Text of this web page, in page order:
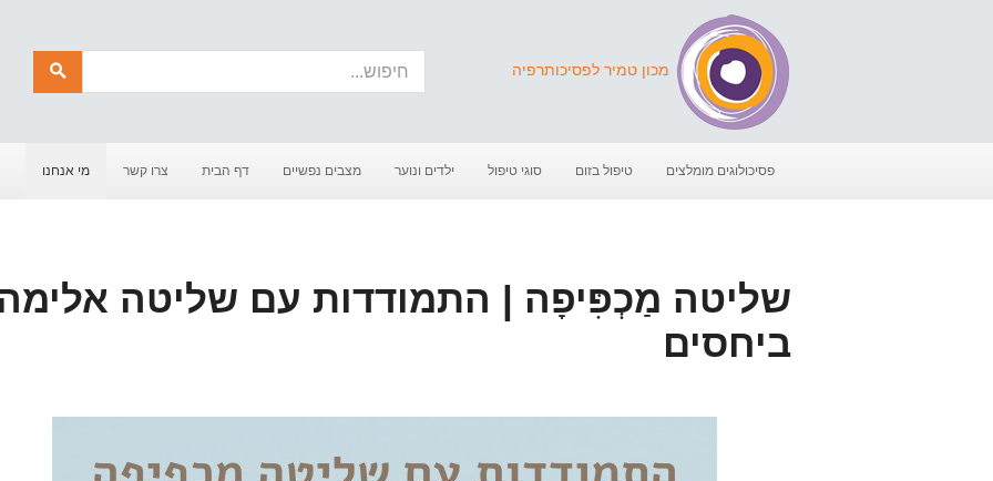
מכון טמיר לפסיכותרפיה
חיפוש
פסיכולוגים מומלצים טיפול בזום סוגי טיפול ילדים ונוער מצבים נפשיים דף הבית צרו קשר מי אנחנו
שליטה מַכְפִּיפָה | התמודדות עם שליטה
ביחסים